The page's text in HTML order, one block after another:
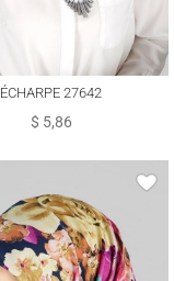
ÉCHARPE 27642
$ 5,86